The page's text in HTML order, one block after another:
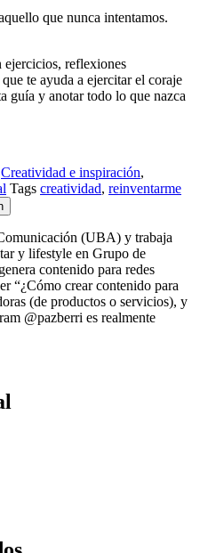
que nunca intentamos.
ejercicios, reflexiones
te ayuda a ejercitar el coraje
guía y anotar todo lo que nazca
Creatividad e inspiración,
Tags creatividad, reinventarme
(UBA) y trabaja
y lifestyle en Grupo de
contenido para redes
“¿Cómo crear contenido para
(de productos o servicios), y
@pazberri es realmente